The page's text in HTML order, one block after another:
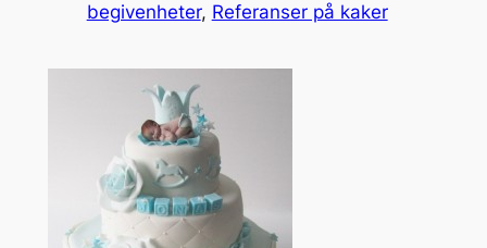
begivenheter, Referanser på kaker